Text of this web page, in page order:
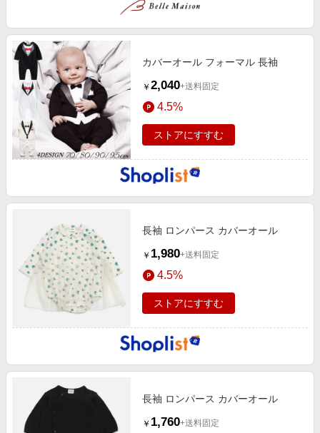
カバーオール フォーマル 長袖
￥ 2,040+送料固定
4.5%
ストアにすすむ
長袖 ロンパース カバーオール
￥ 1,980+送料固定
4.5%
ストアにすすむ
長袖 ロンパース カバーオール
￥ 1,760+送料固定